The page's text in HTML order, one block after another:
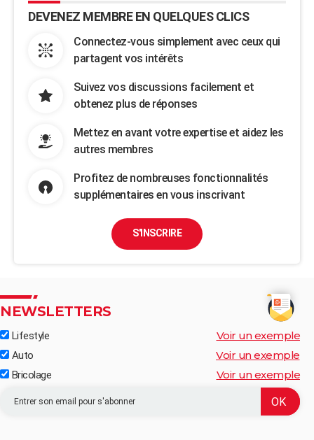
DEVENEZ MEMBRE EN QUELQUES CLICS
Connectez-vous simplement avec ceux qui
partagent vos intérêts
Suivez vos discussions facilement et
obtenez plus de réponses
Mettez en avant votre expertise et aidez les
autres membres
Profitez de nombreuses fonctionnalités
supplémentaires en vous inscrivant
S'INSCRIRE
NEWSLETTERS
Lifestyle Voir un exemple
Auto Voir un exemple
Bricolage Voir un exemple